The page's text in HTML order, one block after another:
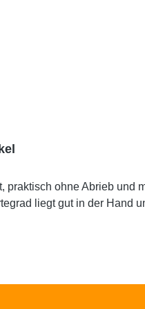
geeignet für Tönungsfolien und empfindliche Oberflächen. Die